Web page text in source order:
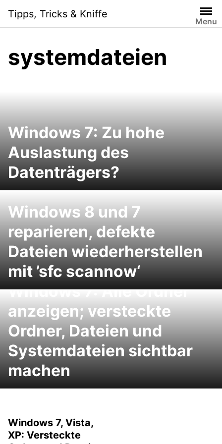
content
Tipps, Tricks & Kniffe
Menu
systemdateien
Windows 7: Zu hohe
Auslastung des
Datenträgers?
Windows 8 und 7
reparieren, defekte
Dateien wiederherstellen
mit ’sfc scannow‘
Windows 7: Alle Ordner
anzeigen; versteckte
Ordner, Dateien und
Systemdateien sichtbar
machen
Windows 7, Vista,
XP: Versteckte